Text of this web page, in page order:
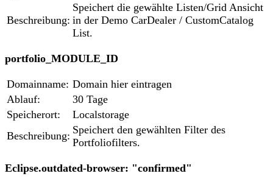
Beschreibung:
Speichert die gewählte Listen/Grid Ansicht
in der Demo CarDealer / CustomCatalog
List.
portfolio_MODULE_ID
Domainname: Domain hier eintragen
Ablauf:
30 Tage
Speicherort:
Localstorage
Beschreibung: Speichert den gewählten Filter des
Portfoliofilters.
Eclipse.outdated-browser: "confirmed"